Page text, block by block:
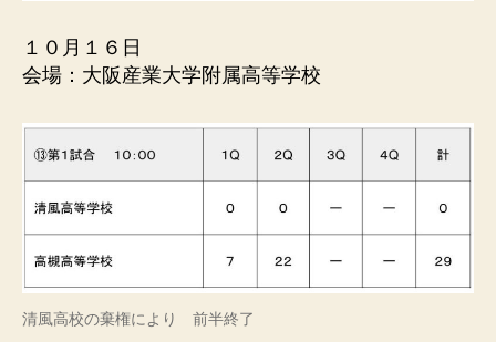
１０月１６日
会場：大阪産業大学附属高等学校
清風高校の棄権により 前半終了